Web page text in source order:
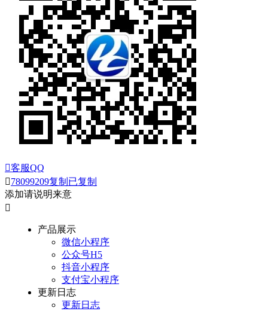
客服QQ
78099209复制 已复制
添加请说明来意

产品展示
微信小程序
公众号H5
抖音小程序
支付宝小程序
更新日志
更新日志